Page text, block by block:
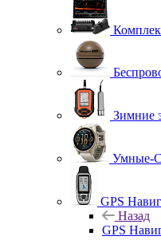
Зимние
Умные-
GPS
Назад
GPS